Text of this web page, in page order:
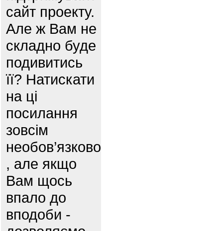
сайт проекту.
Але ж Вам не
складно буде
подивитись
її? Натискати
на ці
посилання
зовсім
необов’язково
, але якщо
Вам щось
впало до
вподоби -